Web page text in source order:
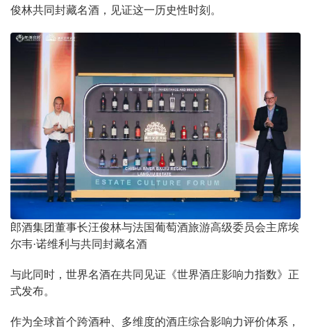
俊林共同封藏名酒，见证这一历史性时刻。
郎酒集团董事长汪俊林与法国葡萄酒旅游高级委员会主席埃
尔韦·诺维利与共同封藏名酒
与此同时，世界名酒在共同见证《世界酒庄影响力指数》正
式发布。
作为全球首个跨酒种、多维度的酒庄综合影响力评价体系，